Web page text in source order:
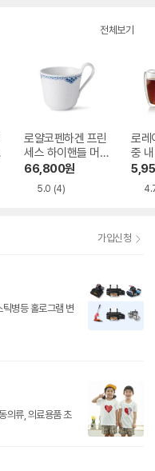
전체보기
로얄코펜하겐 프린
세스 하이핸들 머그
330ml
66,800원
5.0 (4)
로레
중
가입신청
병등 홀로그램 변
의류, 의료용품 초